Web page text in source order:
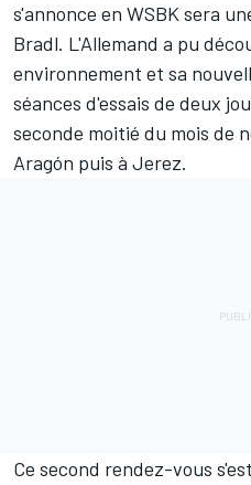
s'annonce en WSBK sera
Bradl. L'Allemand a pu
environnement et sa
séances d'essais de deux
seconde moitié du mois de
Aragón puis à Jerez.
Ce second rendez-vous